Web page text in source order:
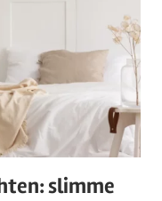
slimme